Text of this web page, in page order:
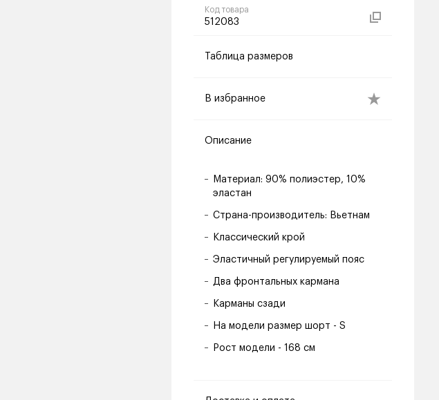
Код товара
512083
Таблица размеров
В избранное
Описание
Материал: 90% полиэстер, 10%
эластан
Страна-производитель: Вьетнам
Классический крой
Эластичный регулируемый пояс
Два фронтальных кармана
Карманы сзади
На модели размер шорт - S
Рост модели - 168 см